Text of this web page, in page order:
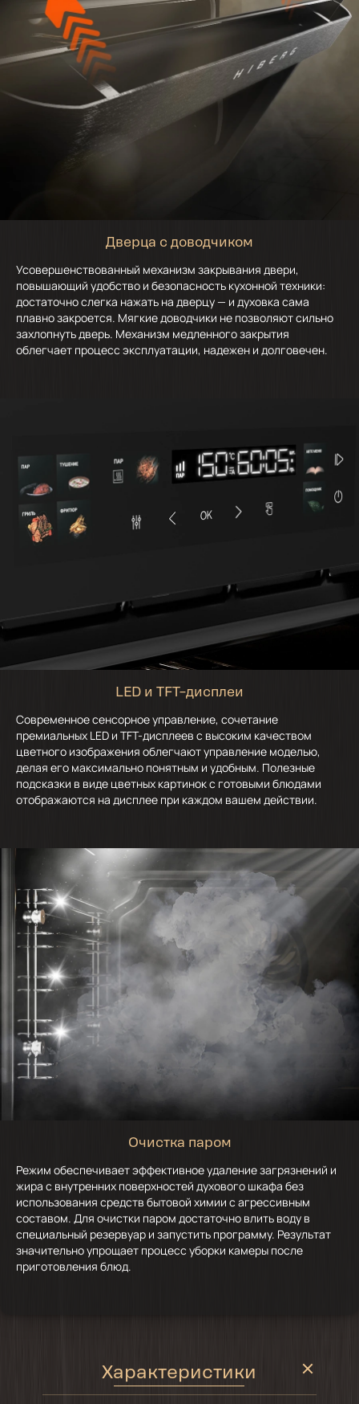
Дверца с доводчиком
Усовершенствованный механизм закрывания двери,
повышающий удобство и безопасность кухонной техники:
достаточно слегка нажать на дверцу — и духовка сама
плавно закроется. Мягкие доводчики не позволяют сильно
захлопнуть дверь. Механизм медленного закрытия
облегчает процесс эксплуатации, надежен и долговечен.
LED и TFT–дисплеи
Современное сенсорное управление, сочетание
премиальных LED и TFT-дисплеев с высоким качеством
цветного изображения облегчают управление моделью,
делая его максимально понятным и удобным. Полезные
подсказки в виде цветных картинок с готовыми блюдами
отображаются на дисплее при каждом вашем действии.
Очистка паром
Режим обеспечивает эффективное удаление загрязнений и
жира с внутренних поверхностей духового шкафа без
использования средств бытовой химии с агрессивным
составом. Для очистки паром достаточно влить воду в
специальный резервуар и запустить программу. Результат
значительно упрощает процесс уборки камеры после
приготовления блюд.
Характеристики